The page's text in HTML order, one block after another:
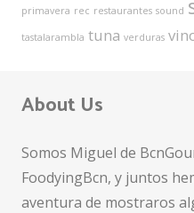
primavera rec restaurantes sound
tastalarambla tuna verduras
About Us
Somos Miguel de
FoodyingBcn, y juntos
aventura de mostraros